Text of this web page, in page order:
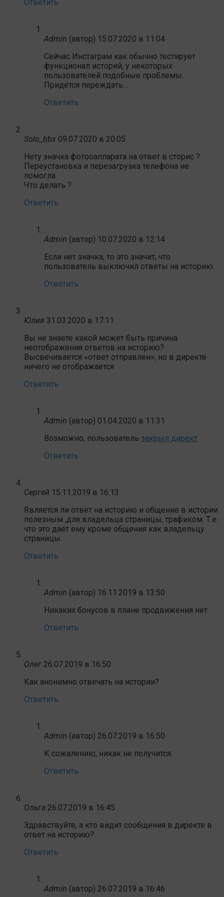
Ответить
Admin (автор) 15.07.2020 в 11:04
Сейчас Инстаграм как обычно тестирует
функционал историй, у некоторых
пользователей подобные проблемы.
Придётся переждать…
Ответить
Solo_bbx 09.07.2020 в 20:05
Нету значка фотооаппарата на ответ в сторис ?
Переустановка и перезагрузка телефона не
помогла
Что делать ?
Ответить
Admin (автор) 10.07.2020 в 12:14
Если нет значка, то это значит, что
пользователь выключил ответы на историю.
Ответить
Юлия 31.03.2020 в 17:11
Вы не знаете какой может быть причина
неотображения ответов на историю?
Высвечивается «ответ отправлен», но в директе
ничего не отображается
Ответить
Admin (автор) 01.04.2020 в 11:31
Возможно, пользователь закрыл директ
Ответить
Сергей 15.11.2019 в 16:13
Является ли ответ на историю и общение в истории
полезным ,для владельца страницы, трафиком. Т.е.
что это даёт ему кроме общения как владельцу
страницы.
Ответить
Admin (автор) 16.11.2019 в 13:50
Никаких бонусов в плане продвижения нет.
Ответить
Олег 26.07.2019 в 16:50
Как анонимно отвечать на истории?
Ответить
Admin (автор) 26.07.2019 в 16:50
К сожалению, никак не получится.
Ответить
Ольга 26.07.2019 в 16:45
Здравствуйте, а кто видит сообщения в директе в
ответ на историю?
Ответить
Admin (автор) 26.07.2019 в 16:46